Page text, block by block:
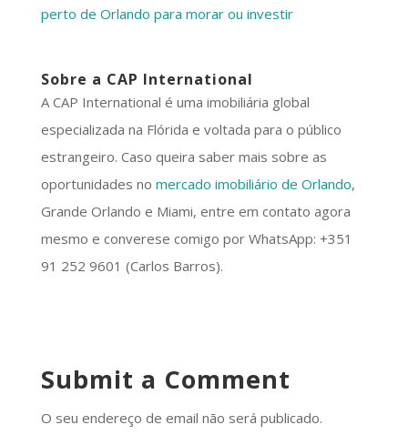
perto de Orlando para morar ou investir
Sobre a CAP International
A CAP International é uma imobiliária global
especializada na Flórida e voltada para o público
estrangeiro. Caso queira saber mais sobre as
oportunidades no mercado imobiliário de Orlando,
Grande Orlando e Miami, entre em contato agora
mesmo e converese comigo por WhatsApp: +351
91 252 9601 (Carlos Barros).
Submit a Comment
O seu endereço de email não será publicado.